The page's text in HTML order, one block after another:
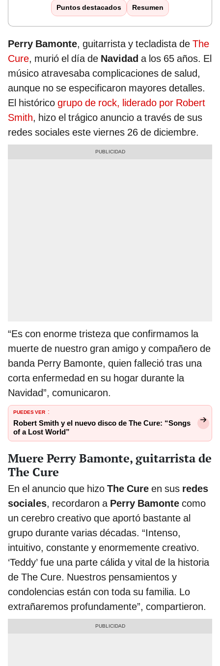
Puntos destacados Resumen
Perry Bamonte, guitarrista y tecladista de The
Cure, murió el día de Navidad a los 65 años. El
músico atravesaba complicaciones de salud,
aunque no se especificaron mayores detalles.
El histórico grupo de rock, liderado por Robert
Smith, hizo el trágico anuncio a través de sus
redes sociales este viernes 26 de diciembre.
“Es con enorme tristeza que confirmamos la
muerte de nuestro gran amigo y compañero de
banda Perry Bamonte, quien falleció tras una
corta enfermedad en su hogar durante la
Navidad”, comunicaron.
PUEDES VER :
Robert Smith y el nuevo disco de The Cure: “Songs
of a Lost World”
Muere Perry Bamonte, guitarrista de
The Cure
En el anuncio que hizo The Cure en sus redes
sociales, recordaron aPerry Bamonte como
un cerebro creativo que aportó bastante al
grupo durante varias décadas. “Intenso,
intuitivo, constante y enormemente creativo.
‘Teddy’ fue una parte cálida y vital de la historia
de The Cure. Nuestros pensamientos y
condolencias están con toda su familia. Lo
extrañaremos profundamente”, compartieron.